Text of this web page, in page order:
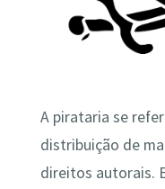
A pirataria se
distribuição de
direitos autorais.